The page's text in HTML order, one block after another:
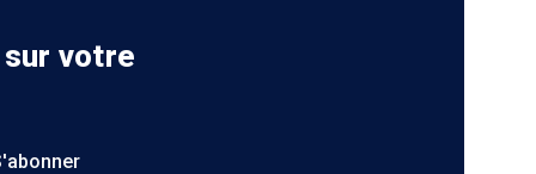
votre